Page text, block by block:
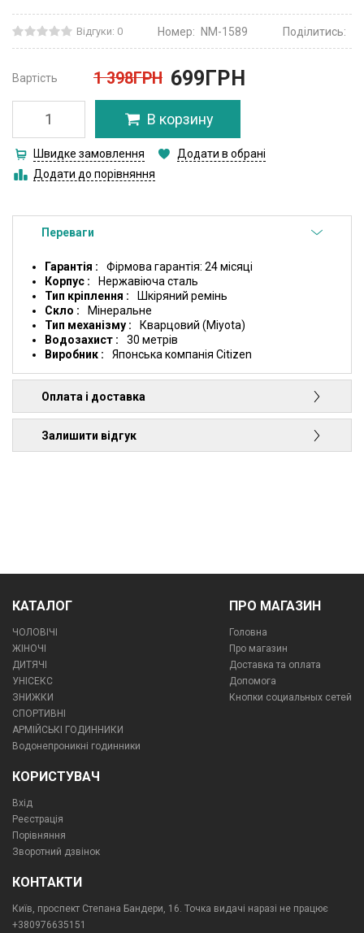
Відгуки: 0 Номер: NM-1589 Поділитись:
Вартість 1 398ГРН 699 ГРН
В корзину
Швидке замовлення
Додати в обрані
Додати до порівняння
Переваги
Гарантія
Фірмова гарантія: 24 місяці
Корпус
Нержавiюча сталь
Тип кріплення
Шкіряний ремінь
Скло
Мінеральне
Тип механізму
Кварцовий (Miyota)
Водозахист
30 метрів
Виробник
Японська компанія Citizen
Оплата і доставка
Залишити відгук
КАТАЛОГ
ЧОЛОВІЧІ
ЖІНОЧІ
ДИТЯЧІ
УНІСЕКС
ЗНИЖКИ
СПОРТИВНІ
АРМІЙСЬКІ ГОДИННИКИ
Водонепроникні годинники
ПРО МАГАЗИН
Головна
Про магазин
Доставка та оплата
Допомога
Кнопки социальных сетей
КОРИСТУВАЧ
Вхід
Реєстрація
Порівняння
Зворотний дзвінок
КОНТАКТИ
Київ, проспект Степана Бандери, 16. Точка видачі наразі не працює
+380976635151